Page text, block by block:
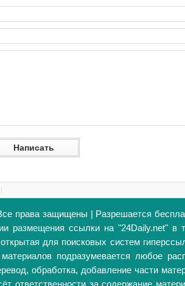
права защищены | Разрешается
размещения ссылки на "24Daily.net" в
для поисковых систем
подразумевается любое
обработка, добавление части